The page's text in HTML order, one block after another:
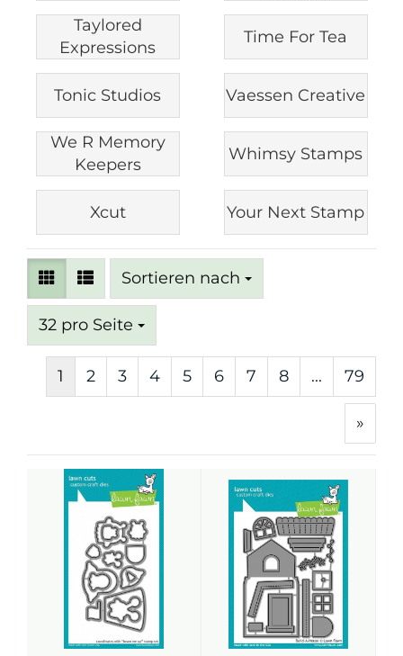
Taylored
Expressions
Time For Tea
Tonic Studios Vaessen Creative
We R Memory
Keepers
Whimsy Stamps
Xcut Your Next Stamp
Sortieren nach
Sortieren nach
32 pro Seite
pro Seite
1 2 3 4 5 6 7 8 ... 79
»